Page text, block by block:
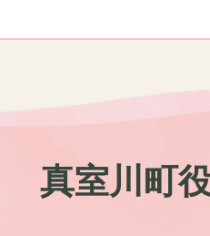
真室川町